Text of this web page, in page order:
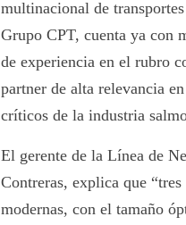
multinacional de
Grupo CPT, cuenta ya con
de experiencia en el rubro
partner de alta relevancia
críticos de la industria
El gerente de la Línea de
Contreras, explica que
modernas, con el tamaño